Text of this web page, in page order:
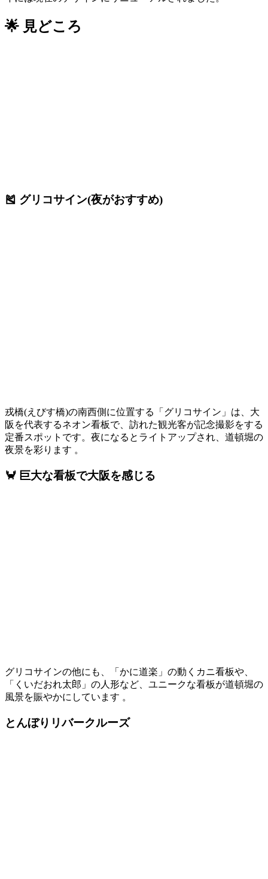
🌟 見どころ
🎽 グリコサイン(夜がおすすめ)
戎橋(えびす橋)の南西側に位置する「グリコサイン」は、大
阪を代表するネオン看板で、訪れた観光客が記念撮影をする
定番スポットです。​夜になるとライトアップされ、道頓堀の
夜景を彩ります 。
🦀 巨大な看板で大阪を感じる
グリコサインの他にも、「かに道楽」の動くカニ看板や、
「くいだおれ太郎」の人形など、ユニークな看板が道頓堀の
風景を賑やかにしています 。​
とんぼりリバークルーズ